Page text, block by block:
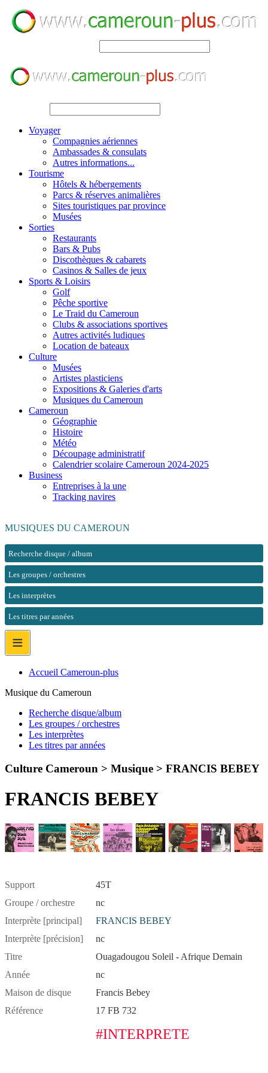
Voyager
Compagnies aériennes
Ambassades & consulats
Autres informations...
Tourisme
Hôtels & hébergements
Parcs & réserves animalières
Sites touristiques par province
Musées
Sorties
Restaurants
Bars & Pubs
Discothèques & cabarets
Casinos & Salles de jeux
Sports & Loisirs
Golf
Pêche sportive
Le Traid du Cameroun
Clubs & associations sportives
Autres activités ludiques
Location de bateaux
Culture
Musées
Artistes plasticiens
Expositions & Galeries d'arts
Musiques du Cameroun
Cameroun
Géographie
Histoire
Météo
Découpage administratif
Calendrier scolaire Cameroun 2024-2025
Business
Entreprises à la une
Tracking navires
MUSIQUES DU CAMEROUN
Recherche disque / album
Les groupes / orchestres
Les interprètes
Les titres par années
≡
Accueil Cameroun-plus
Musique du Cameroun
Recherche disque/album
Les groupes / orchestres
Les interprètes
Les titres par années
Culture Cameroun > Musique > FRANCIS BEBEY
FRANCIS BEBEY
Support
45T
Groupe / orchestre
nc
Interprète [principal]
FRANCIS BEBEY
Interprète [précision]
nc
Titre
Ouagadougou Soleil - Afrique Demain
Année
nc
Maison de disque
Francis Bebey
Référence
17 FB 732
#INTERPRETE